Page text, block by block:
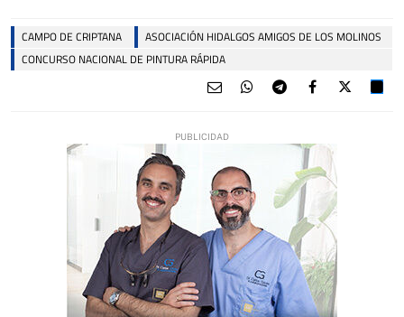
CAMPO DE CRIPTANA
ASOCIACIÓN HIDALGOS AMIGOS DE LOS MOLINOS
CONCURSO NACIONAL DE PINTURA RÁPIDA